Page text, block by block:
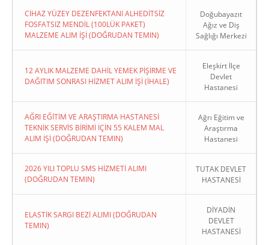
CİHAZ YÜZEY DEZENFEKTANI ALHEDİTSİZ
FOSFATSIZ MENDİL (100LÜK PAKET)
MALZEME ALIM İŞİ (DOĞRUDAN TEMIN)
Doğubayazıt
Ağız ve Diş
Sağlığı Merkezi
12 AYLIK MALZEME DAHİL YEMEK PİŞİRME VE
DAĞITIM SONRASI HİZMET ALIM İŞİ (İHALE)
Eleşkirt İlçe
Devlet
Hastanesi
AĞRI EĞİTİM VE ARAŞTIRMA HASTANESİ
TEKNİK SERVİS BİRİMİ İÇİN 55 KALEM MAL
ALIM İŞİ (DOĞRUDAN TEMIN)
Ağrı Eğitim ve
Araştırma
Hastanesi
2026 YILI TOPLU SMS HİZMETİ ALIMI
(DOĞRUDAN TEMIN)
TUTAK DEVLET
HASTANESİ
ELASTİK SARGI BEZİ ALIMI (DOĞRUDAN
TEMIN)
DİYADİN
DEVLET
HASTANESİ